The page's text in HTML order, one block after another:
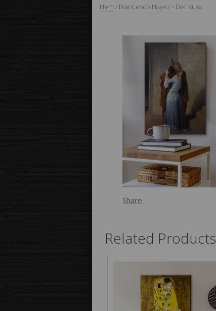
Hem / Francesco Hayez - Der Kuss
Share
Related Products